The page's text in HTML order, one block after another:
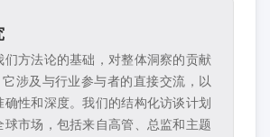
们方法论的基础，对整体洞察的贡献
它涉及与行业参与者的直接交流，以
确性和深度。我们的结构化访谈计划
球市场，包括来自高管、总监和主题